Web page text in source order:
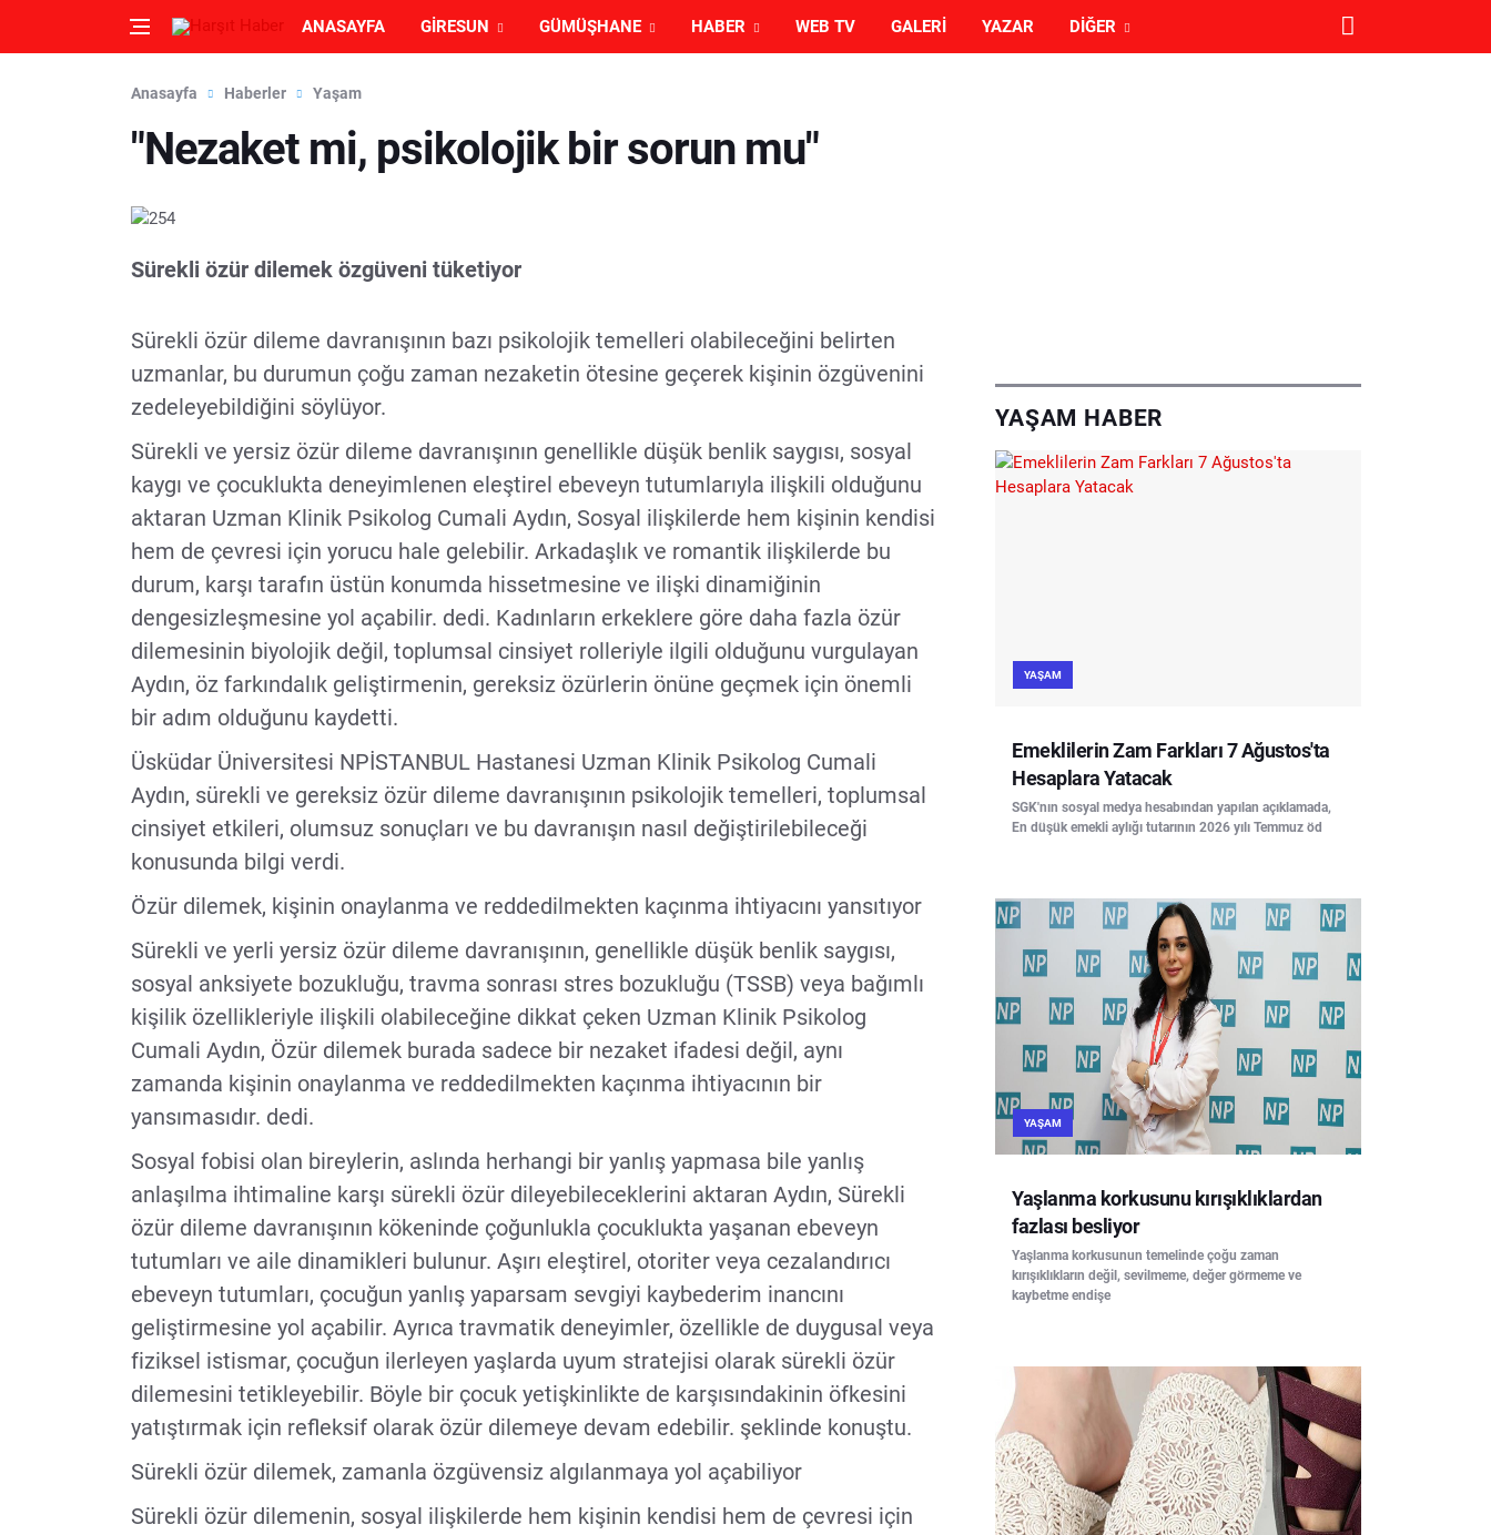
ANASAYFA GIRESUN GÜMÜŞHANE HABER WEB TV GALERI YAZAR DIĞER
Anasayfa Haberler Yaşam
"Nezaket mi, psikolojik bir sorun mu"
Sürekli özür dilemek özgüveni tüketiyor
Sürekli özür dileme davranışının bazı psikolojik temelleri olabileceğini belirten
uzmanlar, bu durumun çoğu zaman nezaketin ötesine geçerek kişinin özgüvenini
zedeleyebildiğini söylüyor.
Sürekli ve yersiz özür dileme davranışının genellikle düşük benlik saygısı, sosyal
kaygı ve çocuklukta deneyimlenen eleştirel ebeveyn tutumlarıyla ilişkili olduğunu
aktaran Uzman Klinik Psikolog Cumali Aydın, Sosyal ilişkilerde hem kişinin kendisi
hem de çevresi için yorucu hale gelebilir. Arkadaşlık ve romantik ilişkilerde bu
durum, karşı tarafın üstün konumda hissetmesine ve ilişki dinamiğinin
dengesizleşmesine yol açabilir. dedi. Kadınların erkeklere göre daha fazla özür
dilemesinin biyolojik değil, toplumsal cinsiyet rolleriyle ilgili olduğunu vurgulayan
Aydın, öz farkındalık geliştirmenin, gereksiz özürlerin önüne geçmek için önemli
bir adım olduğunu kaydetti.
Üsküdar Üniversitesi NPİSTANBUL Hastanesi Uzman Klinik Psikolog Cumali
Aydın, sürekli ve gereksiz özür dileme davranışının psikolojik temelleri, toplumsal
cinsiyet etkileri, olumsuz sonuçları ve bu davranışın nasıl değiştirilebileceği
konusunda bilgi verdi.
Özür dilemek, kişinin onaylanma ve reddedilmekten kaçınma ihtiyacını yansıtıyor
Sürekli ve yerli yersiz özür dileme davranışının, genellikle düşük benlik saygısı,
sosyal anksiyete bozukluğu, travma sonrası stres bozukluğu (TSSB) veya bağımlı
kişilik özellikleriyle ilişkili olabileceğine dikkat çeken Uzman Klinik Psikolog
Cumali Aydın, Özür dilemek burada sadece bir nezaket ifadesi değil, aynı
zamanda kişinin onaylanma ve reddedilmekten kaçınma ihtiyacının bir
yansımasıdır. dedi.
Sosyal fobisi olan bireylerin, aslında herhangi bir yanlış yapmasa bile yanlış
anlaşılma ihtimaline karşı sürekli özür dileyebileceklerini aktaran Aydın, Sürekli
özür dileme davranışının kökeninde çoğunlukla çocuklukta yaşanan ebeveyn
tutumları ve aile dinamikleri bulunur. Aşırı eleştirel, otoriter veya cezalandırıcı
ebeveyn tutumları, çocuğun yanlış yaparsam sevgiyi kaybederim inancını
geliştirmesine yol açabilir. Ayrıca travmatik deneyimler, özellikle de duygusal veya
fiziksel istismar, çocuğun ilerleyen yaşlarda uyum stratejisi olarak sürekli özür
dilemesini tetikleyebilir. Böyle bir çocuk yetişkinlikte de karşısındakinin öfkesini
yatıştırmak için refleksif olarak özür dilemeye devam edebilir. şeklinde konuştu.
Sürekli özür dilemek, zamanla özgüvensiz algılanmaya yol açabiliyor
Sürekli özür dilemenin, sosyal ilişkilerde hem kişinin kendisi hem de çevresi için
YAŞAM HABER
YAŞAM
Emeklilerin Zam Farkları 7 Ağustos'ta
Hesaplara Yatacak
SGK'nın sosyal medya hesabından yapılan açıklamada,
En düşük emekli aylığı tutarının 2026 yılı Temmuz öd
YAŞAM
Yaşlanma korkusunu kırışıklıklardan
fazlası besliyor
Yaşlanma korkusunun temelinde çoğu zaman
kırışıklıkların değil, sevilmeme, değer görmeme ve
kaybetme endişe